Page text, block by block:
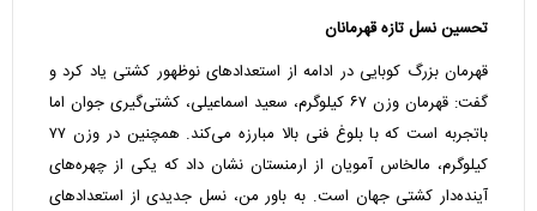
تحسین نسل تازه قهرمانان
قهرمان بزرگ کوبایی در ادامه از استعداد‌های نوظهور کشتی یاد کرد و
گفت: قهرمان وزن ۶۷ کیلوگرم، سعید اسماعیلی، کشتی‌گیری جوان اما
باتجربه است که با بلوغ فنی بالا مبارزه می‌کند. همچنین در وزن ۷۷
کیلوگرم، مالخاس آمویان از ارمنستان نشان داد که یکی از چهره‌های
آینده‌دار کشتی جهان است. به باور من، نسل جدیدی از استعداد‌های